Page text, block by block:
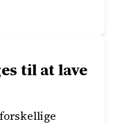
til at lave